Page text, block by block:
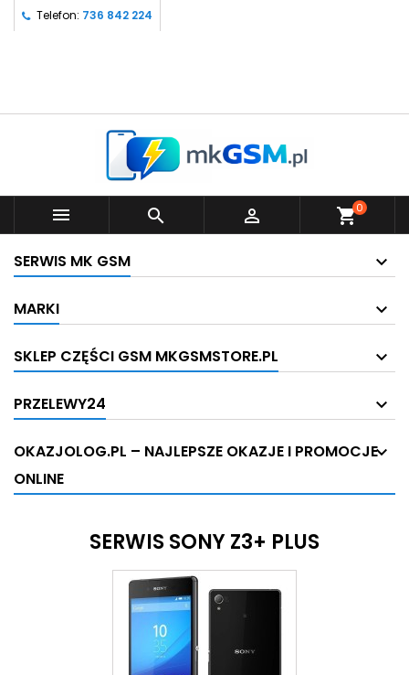
Telefon: 736 842 224
   shopping_cart0
SERWIS MK GSM
MARKI
SKLEP CZĘŚCI GSM MKGSMSTORE.PL
PRZELEWY24
OKAZJOLOG.PL – NAJLEPSZE OKAZJE I PROMOCJE
ONLINE
SERWIS SONY Z3+ PLUS